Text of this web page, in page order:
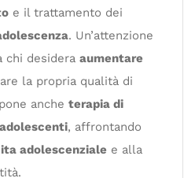
e il trattamento dei
. Un’attenzione
chi desidera aumentare
la propria qualità di
anche terapia di
, affrontando
adolescenziale e alla